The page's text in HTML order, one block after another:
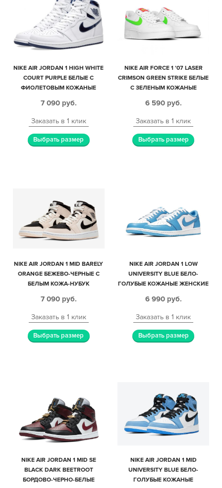
NIKE AIR JORDAN 1 HIGH WHITE
COURT PURPLE БЕЛЫЕ С
ФИОЛЕТОВЫМ КОЖАНЫЕ
7 090 руб.
Заказать в 1 клик
Выбрать размер
NIKE AIR FORCE 1 ’07 LASER
CRIMSON GREEN STRIKE БЕЛЫЕ
С ЗЕЛЕНЫМ КОЖАНЫЕ
6 590 руб.
Заказать в 1 клик
Выбрать размер
NIKE AIR JORDAN 1 MID BARELY
ORANGE БЕЖЕВО-ЧЕРНЫЕ С
БЕЛЫМ КОЖА-НУБУК
7 090 руб.
Заказать в 1 клик
Выбрать размер
NIKE AIR JORDAN 1 LOW
UNIVERSITY BLUE БЕЛО-
ГОЛУБЫЕ КОЖАНЫЕ ЖЕНСКИЕ
6 990 руб.
Заказать в 1 клик
Выбрать размер
NIKE AIR JORDAN 1 MID SE
BLACK DARK BEETROOT
БОРДОВО-ЧЕРНО-БЕЛЫЕ
NIKE AIR JORDAN 1 MID
UNIVERSITY BLUE БЕЛО-
ГОЛУБЫЕ КОЖАНЫЕ